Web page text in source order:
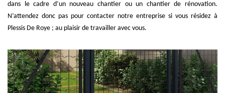
dans le cadre d’un nouveau chantier ou un chantier de rénovation.
N’attendez donc pas pour contacter notre entreprise si vous résidez à
Plessis De Roye ; au plaisir de travailler avec vous.